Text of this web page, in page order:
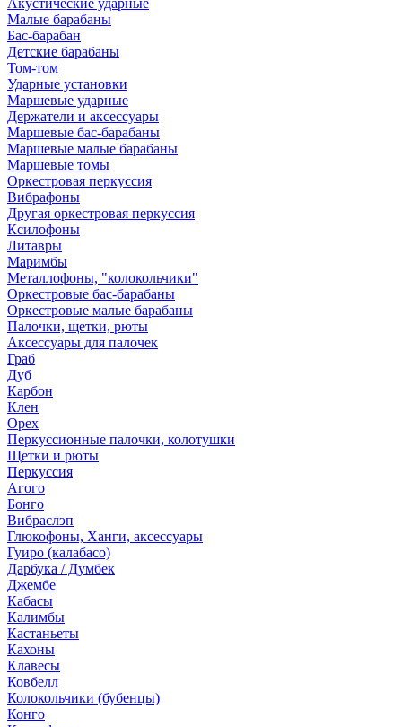
Акустические ударные
Mалые барабаны
Бас-барабан
Детские барабаны
Том-том
Ударные установки
Маршевые ударные
Держатели и аксессуары
Маршевые бас-барабаны
Маршевые малые барабаны
Маршевые томы
Оркестровая перкуссия
Вибрафоны
Другая оркестровая перкуссия
Ксилофоны
Литавры
Маримбы
Металлофоны, "колокольчики"
Оркестровые бас-барабаны
Оркестровые малые барабаны
Палочки, щетки, рюты
Аксессуары для палочек
Граб
Дуб
Карбон
Клен
Орех
Перкуссионные палочки, колотушки
Щетки и рюты
Перкуссия
Агого
Бонго
Вибраслэп
Глюкофоны, Ханги, аксессуары
Гуиро (калабасо)
Дарбука / Думбек
Джембе
Кабасы
Калимбы
Кастаньеты
Кахоны
Клавесы
Ковбелл
Колокольчики (бубенцы)
Конго